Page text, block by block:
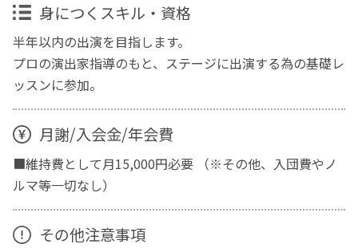
身につくスキル・資格
半年以内の出演を目指します。
プロの演出家指導のもと、ステージに出演する為の基礎レ
ッスンに参加。
月謝/入会金/年会費
■維持費として月15,000円必要 （※その他、入団費やノ
ルマ等一切なし）
その他注意事項